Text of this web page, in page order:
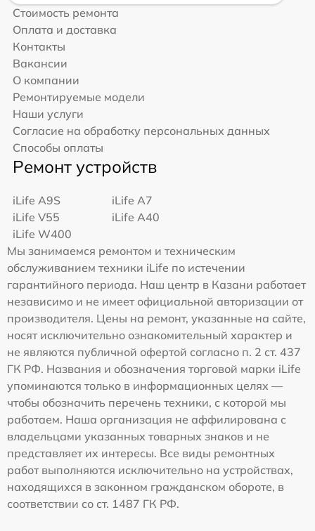
Стоимость ремонта
Оплата и доставка
Контакты
Вакансии
О компании
Ремонтируемые модели
Наши услуги
Согласие на обработку персональных данных
Способы оплаты
Ремонт устройств
iLife A9S
iLife A7
iLife V55
iLife A40
iLife W400
Мы занимаемся ремонтом и техническим
обслуживанием техники iLife по истечении
гарантийного периода. Наш центр в Казани работает
независимо и не имеет официальной авторизации от
производителя. Цены на ремонт, указанные на сайте,
носят исключительно ознакомительный характер и
не являются публичной офертой согласно п. 2 ст. 437
ГК РФ. Названия и обозначения торговой марки iLife
упоминаются только в информационных целях —
чтобы обозначить перечень техники, с которой мы
работаем. Наша организация не аффилирована с
владельцами указанных товарных знаков и не
представляет их интересы. Все виды ремонтных
работ выполняются исключительно на устройствах,
находящихся в законном гражданском обороте, в
соответствии со ст. 1487 ГК РФ.